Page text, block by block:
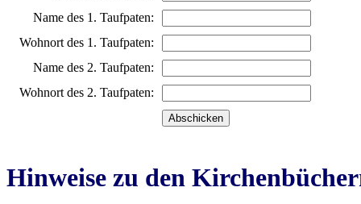
Name des 1. Taufpaten:
Wohnort des 1. Taufpaten:
Name des 2. Taufpaten:
Wohnort des 2. Taufpaten:
Hinweise zu den